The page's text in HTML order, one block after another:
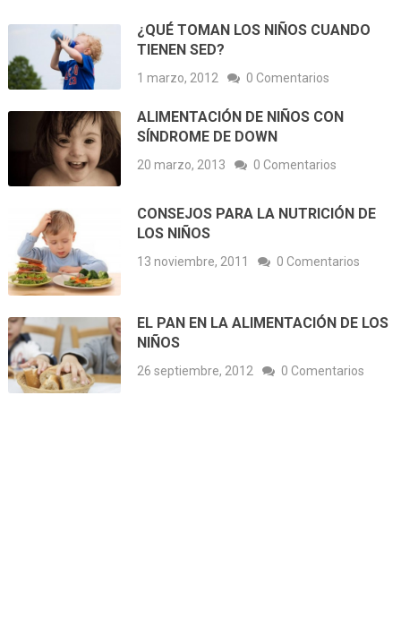
¿QUÉ TOMAN LOS NIÑOS CUANDO
TIENEN SED?
1 marzo, 2012 0 Comentarios
ALIMENTACIÓN DE NIÑOS CON
SÍNDROME DE DOWN
20 marzo, 2013 0 Comentarios
CONSEJOS PARA LA NUTRICIÓN DE
LOS NIÑOS
13 noviembre, 2011 0 Comentarios
EL PAN EN LA ALIMENTACIÓN DE LOS
NIÑOS
26 septiembre, 2012 0 Comentarios